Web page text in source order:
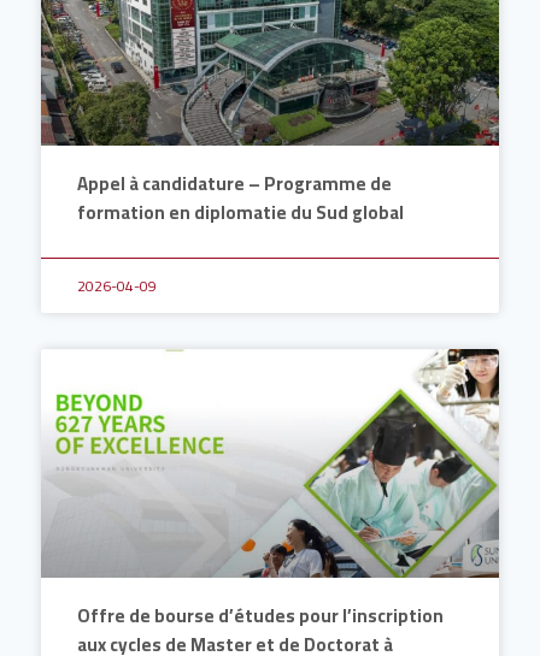
Appel à candidature – Programme de
formation en diplomatie du Sud global
2026-04-09
Offre de bourse d’études pour l’inscription
aux cycles de Master et de Doctorat à